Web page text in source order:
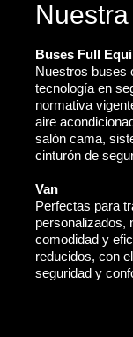
Buses Full
Nuestros buses
tecnología en
normativa
aire
salón cama,
cinturón de
Van
Perfectas para
personalizados,
comodidad y
reducidos, con
seguridad y